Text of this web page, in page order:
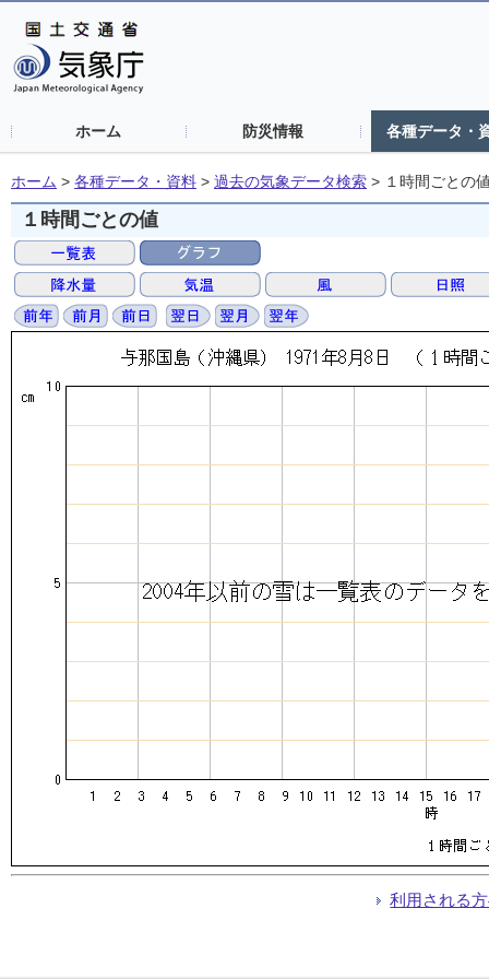
ホーム 防災情報 各種データ・
ホーム > 各種データ・資料 > 過去の気象データ検索 > １時間ごとの
１時間ごとの値
利用される